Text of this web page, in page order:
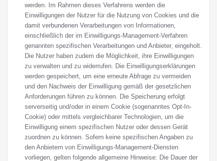
werden. Im Rahmen dieses Verfahrens werden die
Einwilligungen der Nutzer für die Nutzung von Cookies und die
damit verbundenen Verarbeitungen von Informationen,
einschließlich der im Einwilligungs-Management-Verfahren
genannten spezifischen Verarbeitungen und Anbieter, eingeholt.
Die Nutzer haben zudem die Möglichkeit, ihre Einwilligungen
zu verwalten und zu widerrufen. Die Einwilligungserklärungen
werden gespeichert, um eine erneute Abfrage zu vermeiden
und den Nachweis der Einwilligung gemäß der gesetzlichen
Anforderungen führen zu können. Die Speicherung erfolgt
serverseitig und/oder in einem Cookie (sogenanntes Opt-In-
Cookie) oder mittels vergleichbarer Technologien, um die
Einwilligung einem spezifischen Nutzer oder dessen Gerät
zuordnen zu können. Sofern keine spezifischen Angaben zu
den Anbietern von Einwilligungs-Management-Diensten
vorliegen, gelten folgende allgemeine Hinweise: Die Dauer der